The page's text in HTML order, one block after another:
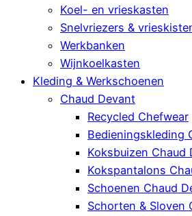
Koel- en vrieskasten
Snelvriezers &
Werkbanken
Wijnkoelkasten
Kleding & Werkschoenen
Chaud Devant
Recycled Chefwear
Bedieningskleding
Koksbuizen Chaud
Kokspantalons
Schoenen Chaud
Schorten & Sloven